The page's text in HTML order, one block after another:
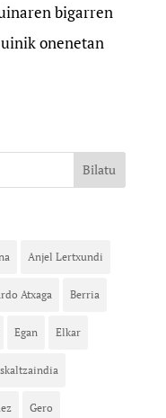
bigarren
onenetan
Anjel Lertxundi
Atxaga Berria
Egan Elkar
Gero